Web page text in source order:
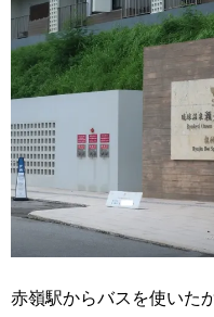
赤嶺駅からバスを使いた